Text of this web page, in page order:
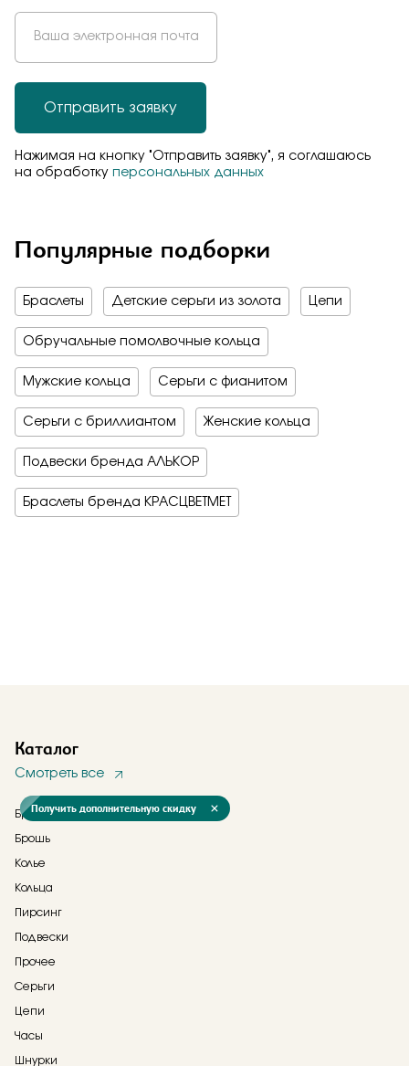
Отправить заявку
Нажимая на кнопку "Отправить заявку", я соглашаюсь
на обработку персональных данных
Популярные подборки
Браслеты Детские серьги из золота Цепи
Обручальные помолвочные кольца
Мужские кольца Серьги с фианитом
Серьги с бриллиантом Женские кольца
Подвески бренда АЛЬКОР
Браслеты бренда КРАСЦВЕТМЕТ
Каталог
Смотреть все
Браслеты
Брошь
Колье
Кольца
Пирсинг
Подвески
Прочее
Серьги
Цепи
Часы
Шнурки
Получить дополнительную скидку